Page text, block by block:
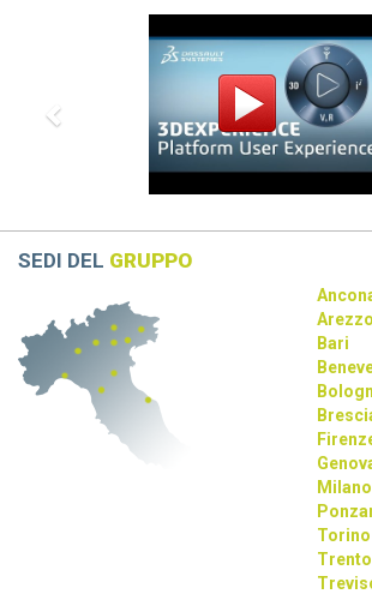
CATIA R2026 vs CATIA R2025:
differenze che devi conoscere
scopri le differenze tra CATIA R2026 e CATIA
Dassault Systèmes, Apple e
partnership strategica
SEDI DEL GRUPPO
Arezzo
Bari
Milano
Torino
Trento